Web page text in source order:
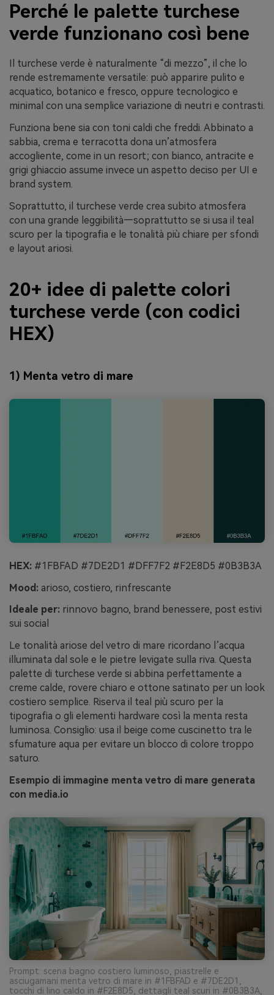
Perché le palette turchese
verde funzionano così bene
Il turchese verde è naturalmente “di mezzo”, il che lo
rende estremamente versatile: può apparire pulito e
acquatico, botanico e fresco, oppure tecnologico e
minimal con una semplice variazione di neutri e contrasti.
Funziona bene sia con toni caldi che freddi. Abbinato a
sabbia, crema e terracotta dona un’atmosfera
accogliente, come in un resort; con bianco, antracite e
grigi ghiaccio assume invece un aspetto deciso per UI e
brand system.
Soprattutto, il turchese verde crea subito atmosfera
con una grande leggibilità—soprattutto se si usa il teal
scuro per la tipografia e le tonalità più chiare per sfondi
e layout ariosi.
20+ idee di palette colori
turchese verde (con codici
HEX)
1) Menta vetro di mare
HEX: #1FBFAD #7DE2D1 #DFF7F2 #F2E8D5 #0B3B3A
Mood: arioso, costiero, rinfrescante
Ideale per: rinnovo bagno, brand benessere, post estivi
sui social
Le tonalità ariose del vetro di mare ricordano l’acqua
illuminata dal sole e le pietre levigate sulla riva. Questa
palette di turchese verde si abbina perfettamente a
creme calde, rovere chiaro e ottone satinato per un look
costiero semplice. Riserva il teal più scuro per la
tipografia o gli elementi hardware così la menta resta
luminosa. Consiglio: usa il beige come cuscinetto tra le
sfumature aqua per evitare un blocco di colore troppo
saturo.
Esempio di immagine menta vetro di mare generata
con media.io
Prompt: scena bagno costiero luminoso, piastrelle e
asciugamani menta vetro di mare in #1FBFAD e #7DE2D1,
tocchi di lino caldo in #F2E8D5, dettagli teal scuri in #0B3B3A,